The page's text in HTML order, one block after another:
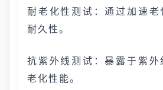
耐老化性测试：通过加速
耐久性。
抗紫外线测试：暴露于紫
老化性能。